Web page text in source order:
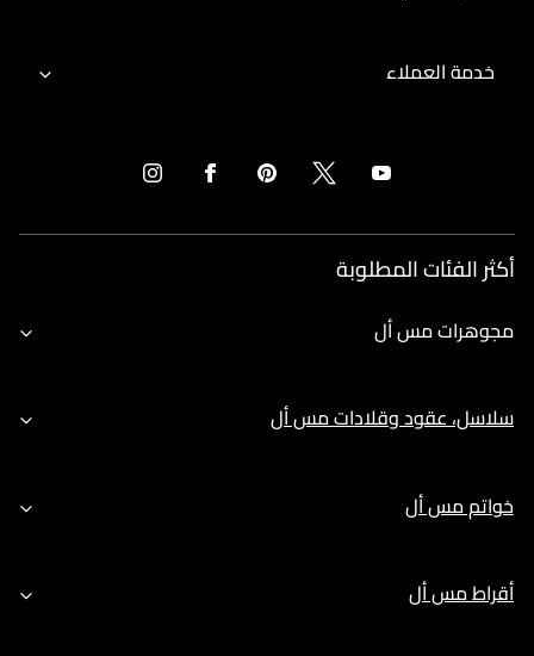
خدمة العملاء
أكثر الفئات المطلوبة
مجوهرات مس أل
سلاسل، عقود وقلادات مس أل
خواتم مس أل
أقراط مس أل